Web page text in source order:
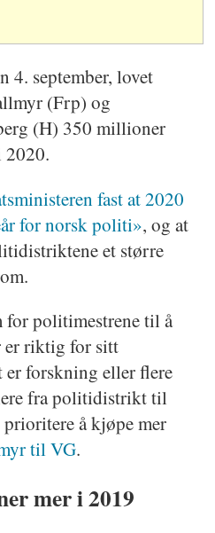
4. september, lovet
(Frp) og
(H) 350 millioner
fast at 2020
for norsk politi», og at
et større
politimestrene til å
er riktig for sitt
forskning eller flere
fra politidistrikt til
å kjøpe mer
til VG.
mer i 2019